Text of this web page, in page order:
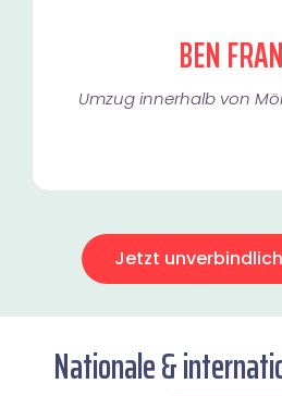
BEN
Umzug innerhalb von
Jetzt
Nationale &